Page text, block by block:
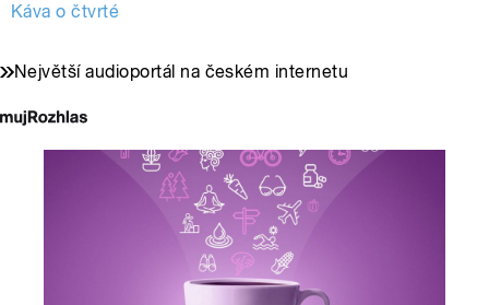
Káva o čtvrté
Největší audioportál na českém internetu